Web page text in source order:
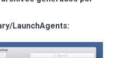
LaunchAgents: